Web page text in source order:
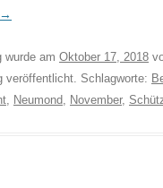
→
wurde am Oktober 17, 2018
veröffentlicht. Schlagworte:
, Neumond, November,